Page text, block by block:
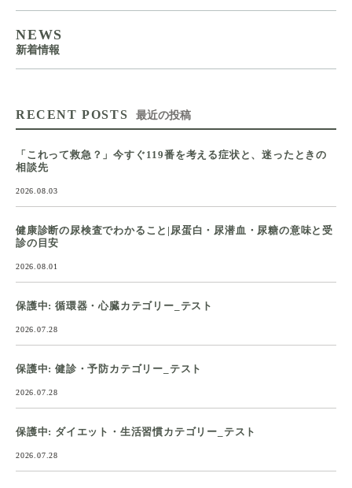
NEWS
新着情報
RECENT POSTS 最近の投稿
「これって救急？」今すぐ119番を考える症状と、迷ったときの
相談先
2026.08.03
健康診断の尿検査でわかること|尿蛋白・尿潜血・尿糖の意味と受
診の目安
2026.08.01
保護中: 循環器・心臓カテゴリー_テスト
2026.07.28
保護中: 健診・予防カテゴリー_テスト
2026.07.28
保護中: ダイエット・生活習慣カテゴリー_テスト
2026.07.28